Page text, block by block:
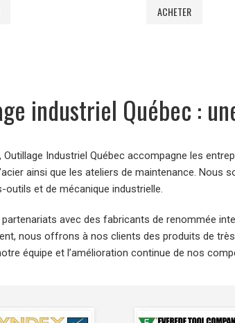
ACHETER
industriel Québec :
Outillage Industriel Québec accompagne les
ainsi que les ateliers de maintenance. Nous
outils et de mécanique industrielle.
avec des fabricants de renommée
nous offrons à nos clients des produits de
équipe et l’amélioration continue de nos